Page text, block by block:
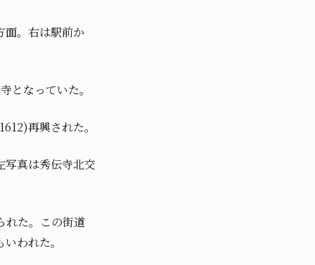
面。右は駅前か
となっていた。
再興された。
写真は秀伝寺北交
れた。この街道
われた。